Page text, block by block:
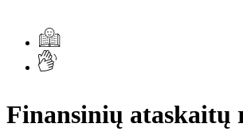
Finansinių